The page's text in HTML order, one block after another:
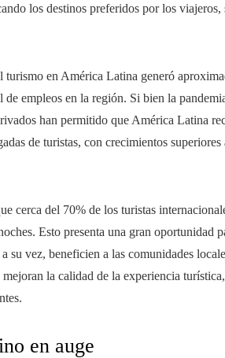
los destinos preferidos por los
en América Latina generó
empleos en la región. Si bien la
han permitido que América Latina
de turistas, con crecimientos
cerca del 70% de los turistas
Esto presenta una gran oportunidad
su vez, beneficien a las comunidades
la calidad de la experiencia
en auge